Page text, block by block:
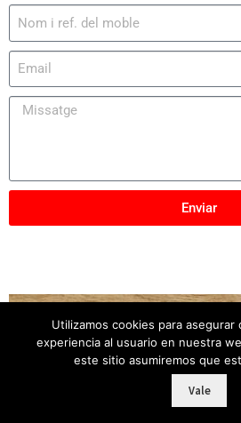
Enviar
Copyright © 2025 Mobles
reservats
Utilizamos cookies para asegurar
experiencia al usuario en nuestra
este sitio asumiremos que
Vale